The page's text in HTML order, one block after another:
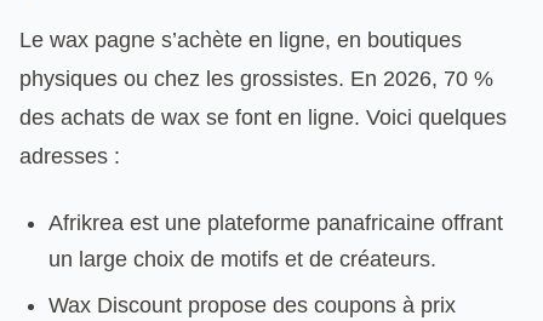
Le wax pagne s’achète en ligne, en boutiques
physiques ou chez les grossistes. En 2026, 70 %
des achats de wax se font en ligne. Voici quelques
adresses :
Afrikrea est une plateforme panafricaine offrant
un large choix de motifs et de créateurs.
Wax Discount propose des coupons à prix